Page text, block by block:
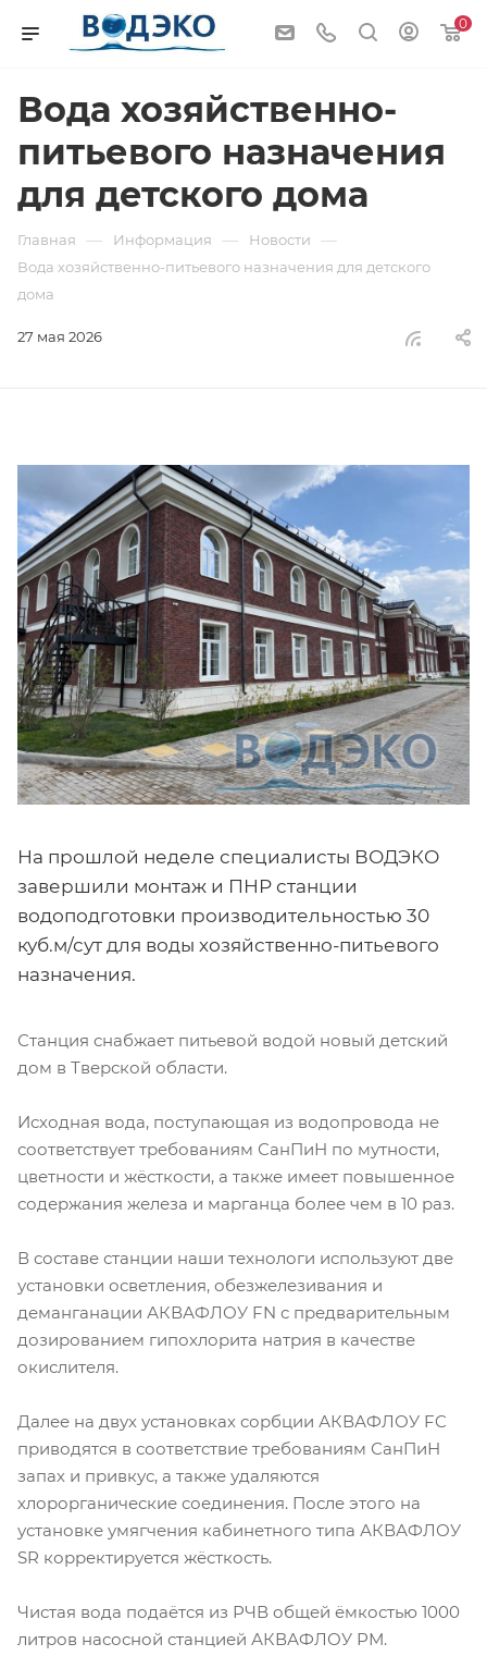
0
Вода хозяйственно-
питьевого назначения
для детского дома
Главная — Информация — Новости —
Вода хозяйственно-питьевого назначения для детского
дома
27 мая 2026
На прошлой неделе специалисты ВОДЭКО
завершили монтаж и ПНР станции
водоподготовки производительностью 30
куб.м/сут для воды хозяйственно-питьевого
назначения.
Станция снабжает питьевой водой новый детский
дом в Тверской области.
Исходная вода, поступающая из водопровода не
соответствует требованиям СанПиН по мутности,
цветности и жёсткости, а также имеет повышенное
содержания железа и марганца более чем в 10 раз.
В составе станции наши технологи используют две
установки осветления, обезжелезивания и
деманганации АКВАФЛОУ FN с предварительным
дозированием гипохлорита натрия в качестве
окислителя.
Далее на двух установках сорбции АКВАФЛОУ FC
приводятся в соответствие требованиям СанПиН
запах и привкус, а также удаляются
хлорорганические соединения. После этого на
установке умягчения кабинетного типа АКВАФЛОУ
SR корректируется жёсткость.
Чистая вода подаётся из РЧВ общей ёмкостью 1000
литров насосной станцией АКВАФЛОУ РМ.